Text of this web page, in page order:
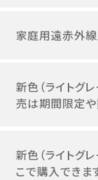
家庭用遠赤外
新色（ライトグ
売は期間限定
新色（ライトグ
こで購入できま